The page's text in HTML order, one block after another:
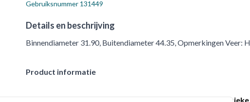
Gebruiksnummer 131449
Details en beschrijving
Binnendiameter 31.90, Buitendiameter 44.35, Opmerkingen Veer:
Product informatie
Cataloog informatie